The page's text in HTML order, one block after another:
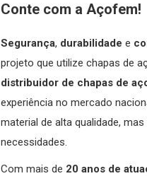
Conte com a Açofem!
Segurança, durabilidade e
projeto que utilize chapas de
distribuidor de chapas de
experiência no mercado
material de alta qualidade,
necessidades.
Com mais de 20 anos de